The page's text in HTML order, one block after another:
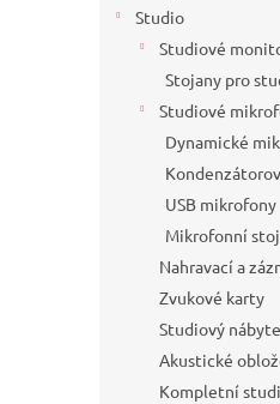
Studio
Studiové
Stojany pro
Studiové
Dynamické
USB mikrofony
Mikrofonní
Nahravací a
Zvukové karty
Studiový
Akustické
Kompletní